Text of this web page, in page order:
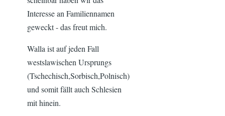
Interesse an Familiennamen
geweckt - das freut mich.
Walla ist auf jeden Fall
westslawischen Ursprungs
(Tschechisch,Sorbisch,Polnisch)
und somit fällt auch Schlesien
mit hinein.